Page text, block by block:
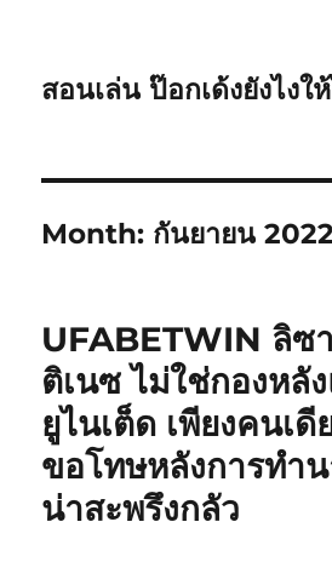
สอนเล่น ป๊อกเด้งยังไงใ
Month: กันยายน 2022
UFABETWIN ลิซ
ติเนซ ไม่ใช่กองหลั
ยูไนเต็ด เพียงคนเ
ขอโทษหลังการทํา
น่าสะพรึงกลัว